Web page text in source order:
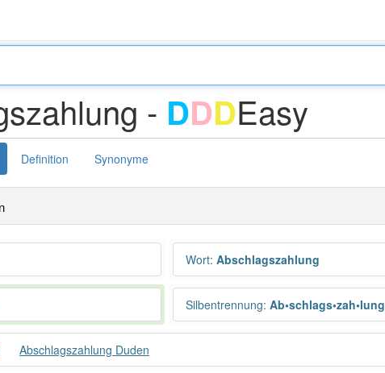
- DDDEasy
Definition Synonyme
Wort: Abschlagszahlung
Silbentrennung: Ab•schlags•zah•lung
Abschlagszahlung Duden